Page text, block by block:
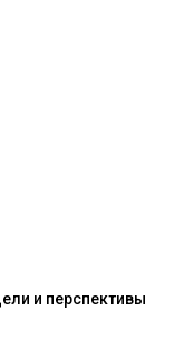
и перспективы